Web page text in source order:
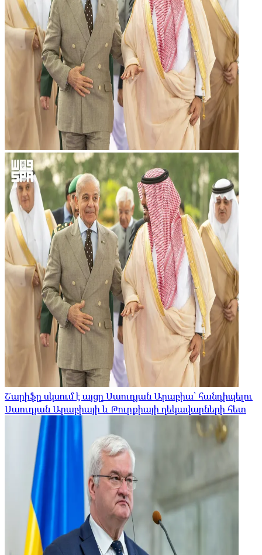
Շարիֆը սկսում է այցը Սաուդյան Արաբիա՝ հանդիպելու
Սաուդյան Արաբիայի և Թուրքիայի ղեկավարների հետ